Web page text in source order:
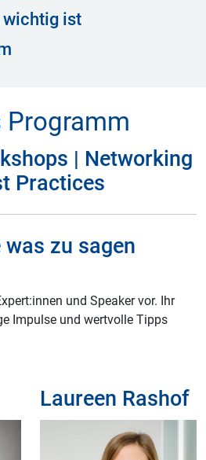
wichtig ist
Programm
| Networking
Practices
was zu sagen
und Speaker vor. Ihr
Impulse und wertvolle Tipps
Laureen Rashof